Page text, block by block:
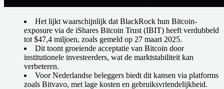
Het lijkt waarschijnlijk dat BlackRock hun Bitcoin-
exposure via de iShares Bitcoin Trust (IBIT) heeft verdubbeld
tot $47,4 miljoen, zoals gemeld op 27 maart 2025.
Dit toont groeiende acceptatie van Bitcoin door
institutionele investeerders, wat de marktstabiliteit kan
verbeteren.
Voor Nederlandse beleggers biedt dit kansen via platforms
zoals Bitvavo, met lage kosten en gebruiksvriendelijkheid.